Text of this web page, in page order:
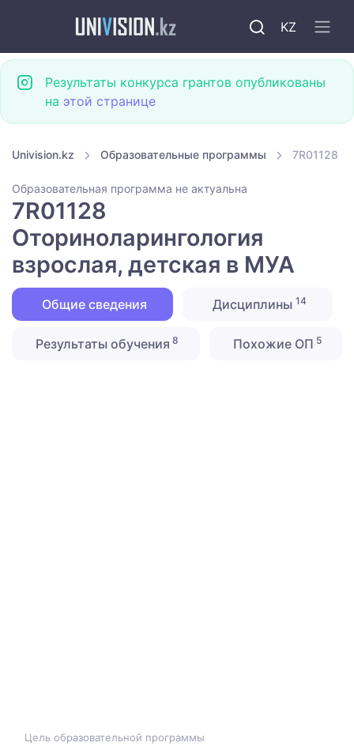
KZ
Результаты конкурса грантов опубликованы
на этой странице
Univision.kz Образовательные программы 7R01128
Образовательная программа не актуальна
7R01128
Оториноларингология
взрослая, детская в МУА
Общие сведения Дисциплины 14
Результаты обучения 8 Похожие ОП 5
Цель образовательной программы